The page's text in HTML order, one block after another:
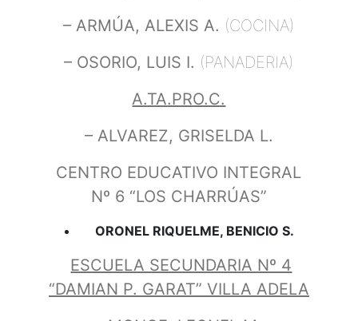
– ARMÚA, ALEXIS A. (COCINA)
– OSORIO, LUIS I. (PANADERIA)
A.TA.PRO.C.
– ALVAREZ, GRISELDA L.
CENTRO EDUCATIVO INTEGRAL
Nº 6 “LOS CHARRÚAS”
ORONEL RIQUELME, BENICIO S.
ESCUELA SECUNDARIA Nº 4
“DAMIAN P. GARAT” VILLA ADELA